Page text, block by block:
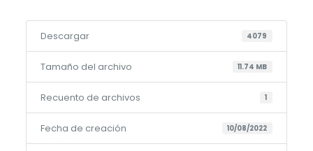
Descargar 4079
Tamaño del archivo 11.74 MB
Recuento de archivos 1
Fecha de creación 10/08/2022